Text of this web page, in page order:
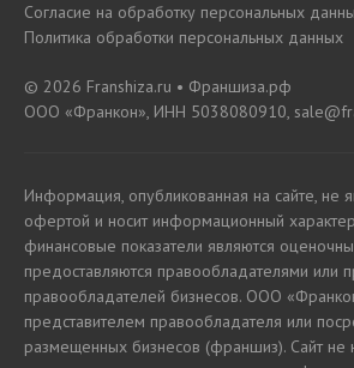
Согласие на обработку персональных
Политика обработки персональных данных
© 2026 Franshiza.ru • Франшиза.рф
ООО «Франкон», ИНН 5038080910,
Информация, опубликованная на сайте, не
офертой и носит информационный
финансовые показатели являются
предоставляются правообладателями или
правообладателей бизнесов. ООО
представителем правообладателя или
размещенных бизнесов (франшиз). Сайт не